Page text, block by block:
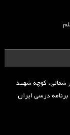
شمالی، کوچه شهید